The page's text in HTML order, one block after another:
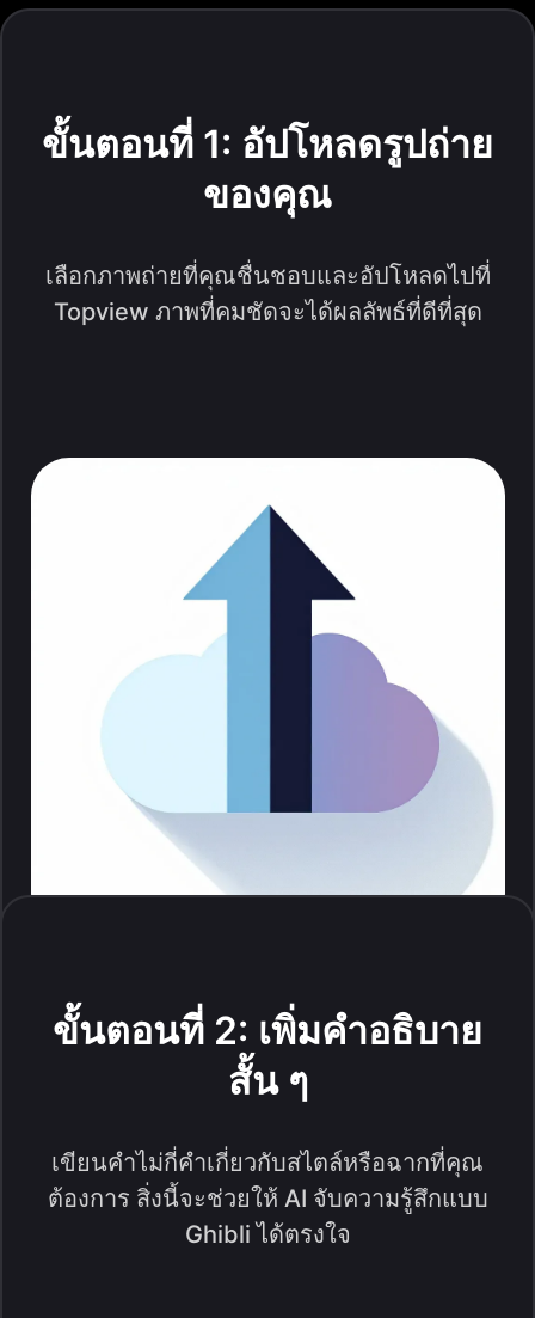
ขั้นตอนที่ 1: อัปโหลดรูปถ่าย
ของคุณ
เลือกภาพถ่ายที่คุณชื่นชอบและอัปโหลดไปที่
Topview ภาพที่คมชัดจะได้ผลลัพธ์ที่ดีที่สุด
ขั้นตอนที่ 2: เพิ่มคำอธิบาย
สั้น ๆ
เขียนคำไม่กี่คำเกี่ยวกับสไตล์หรือฉากที่คุณ
ต้องการ สิ่งนี้จะช่วยให้ AI จับความรู้สึกแบบ
Ghibli ได้ตรงใจ